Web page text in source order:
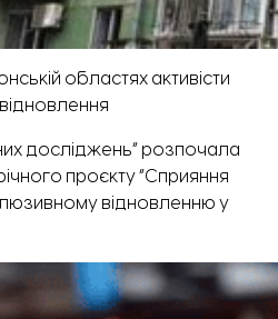
областях активісти
досліджень” розпочала
проєкту “Сприяння
відновленню у